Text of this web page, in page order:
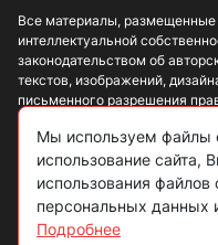
5,5 мм
6,3 мм
Все материалы,
интеллектуальной
законодательством об
текстов, изображений,
письменного разрешения
Информация, представленная
ознакомительный характер
публичная оферта в
Политика конфиденциальности
Мы используем файлы
использование сайта,
использования файлов
персональных данных
Подробнее